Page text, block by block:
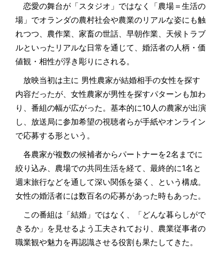
恋愛の舞台が「スタジオ」ではなく「農場＝生活の
場」でオランダの農村社会や農業のリアルな姿にも触
れつつ、農作業、家畜の世話、早朝作業、天候トラブ
ルといったリアルな日常を通じて、婚活者の人柄・価
値観・相性が浮き彫りにされる。
放映当初は主に 男性農家が結婚相手の女性を探す
内容だったが、女性農家が男性を探すパターンも加わ
り、番組の幅が広がった。基本的に10人の農家が出演
し、放送局に参加希望の視聴者らが手紙やオンライン
で応募する形という。
各農家が複数の候補者からパートナーを2名までに
絞り込み、農場での共同生活を経て、最終的に1名と
週末旅行などを通して深い関係を築く、という構成。
女性の婚活者には数百名の応募があった時もあった。
この番組は「結婚」ではなく、「どんな暮らしがで
きるか」を見せるよう工夫されており、農業従事者の
職業観や魅力を再認識させる役割も果たしてきた。